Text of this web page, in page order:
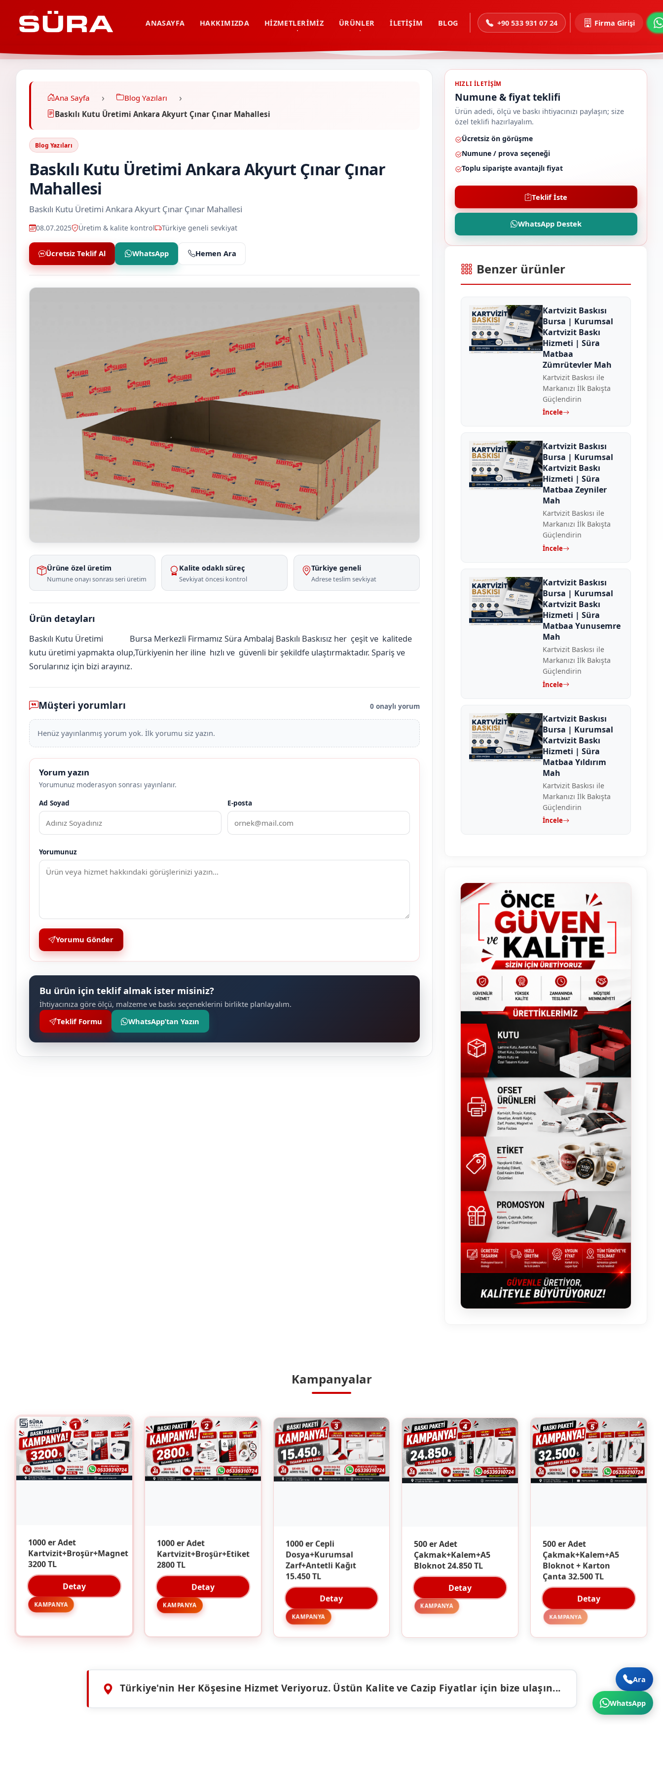
ANASAYFA HAKKIMIZDA HIZMETLERIMIZ ÜRÜNLER İLETIŞIM BLOG +90 533 931 07 24 Firma Girişi
Ana Sayfa
Blog Yazıları
Baskılı Kutu Üretimi Ankara Akyurt Çınar Çınar Mahallesi
Blog Yazıları
Baskılı Kutu Üretimi Ankara Akyurt Çınar Çınar
Mahallesi
Baskılı Kutu Üretimi Ankara Akyurt Çınar Çınar Mahallesi
08.07.2025 Üretim & kalite kontrol Türkiye geneli sevkiyat
Ücretsiz Teklif Al WhatsApp Hemen Ara
Ürüne özel üretim
Numune onayı sonrası seri üretim
Kalite odaklı süreç
Sevkiyat öncesi kontrol
Türkiye geneli
Adrese teslim sevkiyat
Ürün detayları
Baskılı Kutu Üretimi
Bursa Merkezli Firmamız Süra Ambalaj Baskılı Baskısız her çeşit ve kalitede
kutu üretimi yapmakta olup,Türkiyenin her iline hızlı ve güvenli bir şekildfe ulaştırmaktadır. Spariş ve
Sorularınız için bizi arayınız.
Müşteri yorumları 0 onaylı yorum
Henüz yayınlanmış yorum yok. İlk yorumu siz yazın.
Yorum yazın
Yorumunuz moderasyon sonrası yayınlanır.
Ad Soyad
E-posta
Yorumunuz
Yorumu Gönder
Bu ürün için teklif almak ister misiniz?
İhtiyacınıza göre ölçü, malzeme ve baskı seçeneklerini birlikte planlayalım.
Teklif Formu
WhatsApp’tan Yazın
HIZLI ILETIŞIM
Numune & fiyat teklifi
Ürün adedi, ölçü ve baskı ihtiyacınızı paylaşın; size
özel teklifi hazırlayalım.
Ücretsiz ön görüşme
Numune / prova seçeneği
Toplu siparişte avantajlı fiyat
Teklif İste
WhatsApp Destek
Benzer ürünler
Kartvizit Baskısı
Bursa | Kurumsal
Kartvizit Baskı
Hizmeti | Süra
Matbaa
Zümrütevler Mah
Kartvizit Baskısı ile
Markanızı İlk Bakışta
Güçlendirin
İncele
Kartvizit Baskısı
Bursa | Kurumsal
Kartvizit Baskı
Hizmeti | Süra
Matbaa Zeyniler
Mah
Kartvizit Baskısı ile
Markanızı İlk Bakışta
Güçlendirin
İncele
Kartvizit Baskısı
Bursa | Kurumsal
Kartvizit Baskı
Hizmeti | Süra
Matbaa Yunusemre
Mah
Kartvizit Baskısı ile
Markanızı İlk Bakışta
Güçlendirin
İncele
Kartvizit Baskısı
Bursa | Kurumsal
Kartvizit Baskı
Hizmeti | Süra
Matbaa Yıldırım
Mah
Kartvizit Baskısı ile
Markanızı İlk Bakışta
Güçlendirin
İncele
Kampanyalar
1000 er Adet
Kartvizit+Broşür+Magnet
3200 TL
Detay
KAMPANYA
1000 er Adet
Kartvizit+Broşür+Etiket
2800 TL
Detay
KAMPANYA
1000 er Cepli
Dosya+Kurumsal
Zarf+Antetli Kağıt
15.450 TL
Detay
KAMPANYA
500 er Adet
Çakmak+Kalem+A5
Bloknot 24.850 TL
Detay
KAMPANYA
500 er Adet
Çakmak+Kalem+A5
Bloknot + Karton
Çanta 32.500 TL
Detay
KAMPANYA
Türkiye'nin Her Köşesine Hizmet Veriyoruz. Üstün Kalite ve Cazip Fiyatlar için bize ulaşın...
Ara
WhatsApp